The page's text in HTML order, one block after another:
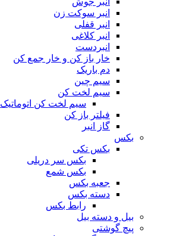
انبر سوکت زن
انبر قفلی
انبر کلاغی
انبردست
خار باز کن و خار جمع کن
دم باریک
سیم چین
سیم لخت کن
سیم لخت کن اتوماتیک
فیلتر باز کن
گاز انبر
بکس
بکس تکی
بکس سر دریلی
بکس شمع
جعبه بکس
دسته بکس
رابط بکس
بیل و دسته بیل
پیچ گوشتی